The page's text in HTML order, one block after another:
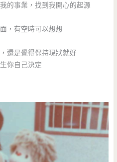
的事業，找到我開心的起源
，有空時可以想想
還是覺得保持現狀就好
你自己決定